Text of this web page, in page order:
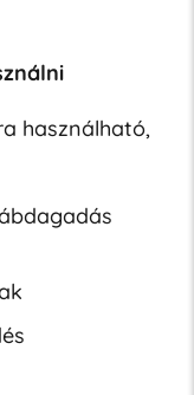
használható,